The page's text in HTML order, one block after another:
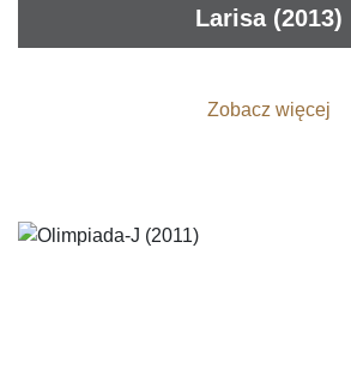
Larisa (2013)
Zobacz więcej